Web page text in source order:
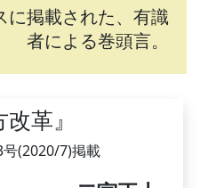
掲載された、有識
者による巻頭言。
革』
(2020/7)掲載